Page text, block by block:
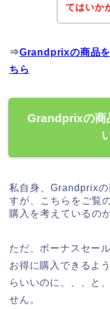
てはいか
⇒Grandprixの商品を
ちら
Grandprixの商
私自身、Grandprix
すが、こちらをご覧
購入を考えているの
ただ、ボーナスセー
お得に購入できるよ
らいいのに、、、と
せん。